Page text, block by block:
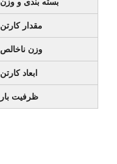
مقدار کارتن
وزن ناخالص
ابعاد کارتن
ظرفیت بار